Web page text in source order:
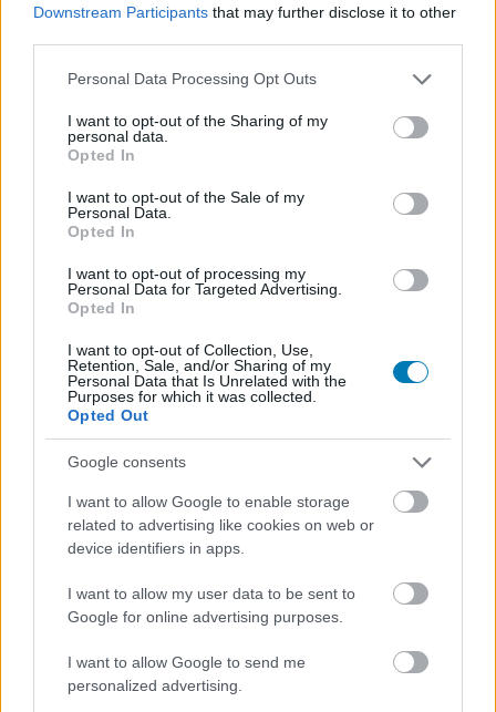
Downstream Participants that may further disclose it to other
Please note that this website/app uses one or more Google
not limited to your visit or usage behaviour. You may click to
grant or deny consent to Google and its third-party tags to
use your data for below specified purposes in below Google
consent section.
Personal Data Processing Opt Outs
I want to opt-out of the Sharing of my
personal data.
Opted In
I want to opt-out of the Sale of my
Personal Data.
Opted In
I want to opt-out of processing my
Personal Data for Targeted Advertising.
Opted In
I want to opt-out of Collection, Use,
Retention, Sale, and/or Sharing of my
Personal Data that Is Unrelated with the
Purposes for which it was collected.
Opted Out
Google consents
I want to allow Google to enable storage
related to advertising like cookies on web or
device identifiers in apps.
I want to allow my user data to be sent to
Google for online advertising purposes.
I want to allow Google to send me
personalized advertising.
régóta várt The Elder Scrolls VI-ot
Summer Game Fest| 2026.06.11 12:55
Matt Booty mindenkit megnyugtatott, hogy a Bethesda
lassan városi legendává váló RPG-je létezik, sőt szépen
fejlődik.